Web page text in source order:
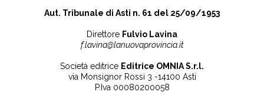
Aut. Tribunale di Asti n. 61 del 25/09/1953
Direttore Fulvio Lavina
f.lavina@lanuovaprovincia.it
Società editrice Editrice OMNIA S.r.l.
via Monsignor Rossi 3 -14100 Asti
P.Iva 00080200058